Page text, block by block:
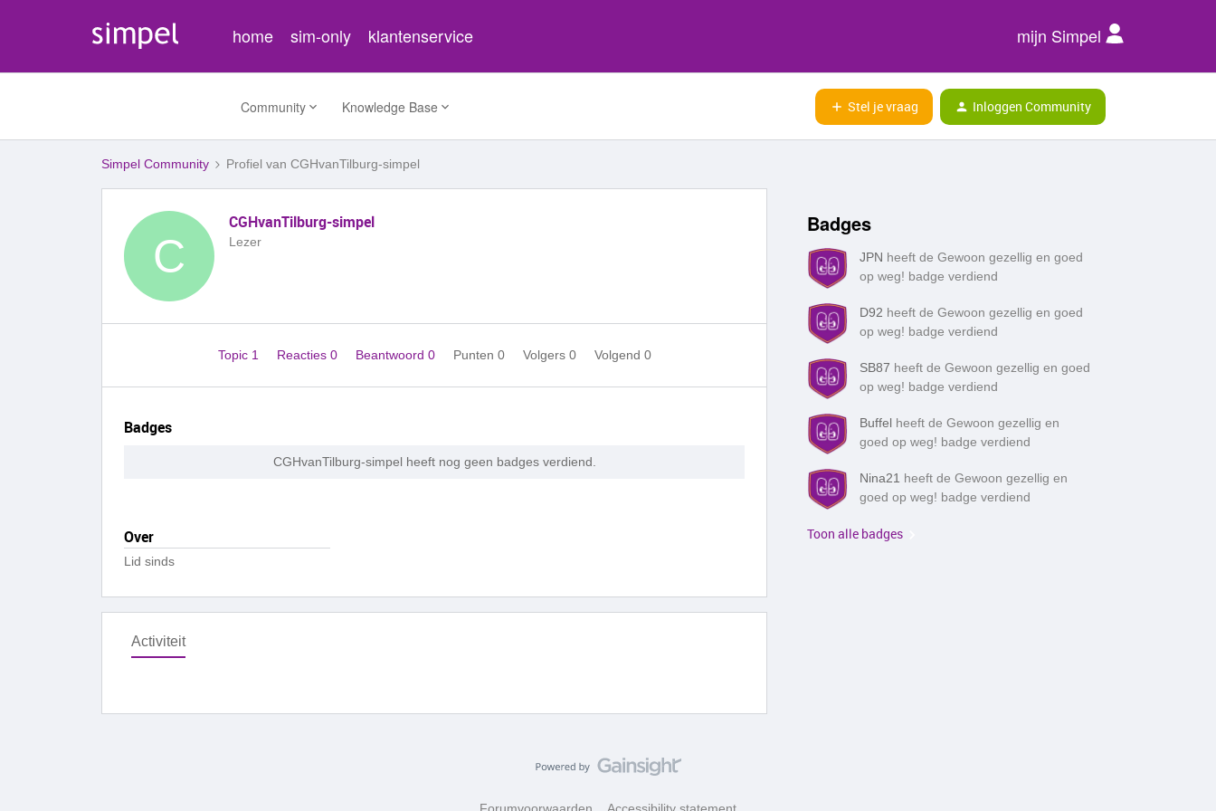
home sim-only klantenservice mijn Simpel
Community Knowledge Base Stel je vraag Inloggen Community
Simpel Community Profiel van CGHvanTilburg-simpel
C
CGHvanTilburg-simpel
Lezer
Topic 1 Reacties 0 Beantwoord 0 Punten 0 Volgers 0 Volgend 0
Badges
CGHvanTilburg-simpel heeft nog geen badges verdiend.
Over
Lid sinds
Activiteit
Badges
JPN heeft de Gewoon gezellig en goed
op weg! badge verdiend
D92 heeft de Gewoon gezellig en goed
op weg! badge verdiend
SB87 heeft de Gewoon gezellig en goed
op weg! badge verdiend
Buffel heeft de Gewoon gezellig en
goed op weg! badge verdiend
Nina21 heeft de Gewoon gezellig en
goed op weg! badge verdiend
Toon alle badges